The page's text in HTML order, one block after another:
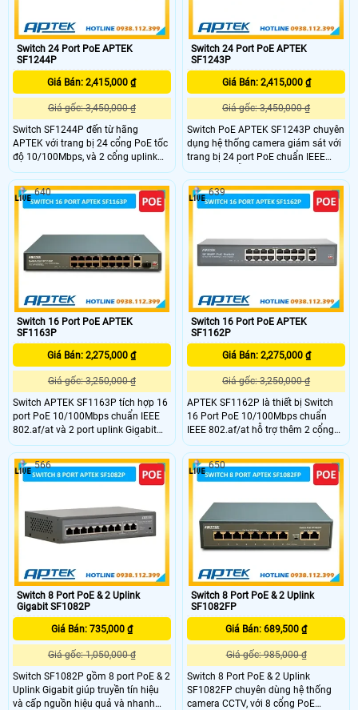
Switch 24 Port PoE APTEK
SF1244P
Giá Bán: 2,415,000 ₫
Giá gốc: 3,450,000 ₫
Switch SF1244P đến từ hãng
APTEK với trang bị 24 cổng PoE tốc
độ 10/100Mbps, và 2 cổng uplink
Gigabit, 2 khe SFP Gigabit giúp linh
hoạt hơn trong quá trình sử dụng.
SF1244P hoạt động với tổng công
suất lên đến 400W hỗ trợ truyền tín
mạng với khoảng cách lên đến
250m khi bật chế độ Extended
Switch 24 Port PoE APTEK
SF1243P
Giá Bán: 2,415,000 ₫
Giá gốc: 3,450,000 ₫
Switch PoE APTEK SF1243P chuyên
dụng hệ thống camera giám sát với
trang bị 24 port PoE chuẩn IEEE
802.af/at, hỗ trợ tốc độ
10/100Mbps, tổng công suất lên
đến 320W. SF1243P còn tích hợp
thêm 2 cổng uplink Gigabit LAN và
Extended truyền tín hiệu và cấp
nguồn lên đến 250m với tốc độ
10Mbps.
Switch 16 Port PoE APTEK
SF1163P
Giá Bán: 2,275,000 ₫
Giá gốc: 3,250,000 ₫
Switch APTEK SF1163P tích hợp 16
port PoE 10/100Mbps chuẩn IEEE
802.af/at và 2 port uplink Gigabit
LAN cùng slot SFP Gigabit, tổng
công suất POE lên tới 250W.
SF1163P còn được cải tiến thêm
chế độ extended giúp cô lập các
qua khoảng cách xa 250m với tốc
độ lên đến 10 Mbps.
640
Switch 16 Port PoE APTEK
SF1162P
Giá Bán: 2,275,000 ₫
Giá gốc: 3,250,000 ₫
APTEK SF1162P là thiết bị Switch
16 Port PoE 10/100Mbps chuẩn
IEEE 802.af/at hỗ trợ thêm 2 cổng
uplink Gigabit hoạt động với tổng
công suất lên đến 250W. Switch còn
hỗ trợ tính năng POE extended
truyền tín hiệu và nguồn với khoảng
639
Switch 8 Port PoE & 2 Uplink
Gigabit SF1082P
Giá Bán: 735,000 ₫
Giá gốc: 1,050,000 ₫
Switch SF1082P gồm 8 port PoE & 2
Uplink Gigabit giúp truyền tín hiệu
và cấp nguồn hiệu quả và nhanh
566
Switch 8 Port PoE & 2 Uplink
SF1082FP
Giá Bán: 689,500 ₫
Giá gốc: 985,000 ₫
Switch 8 Port PoE & 2 Uplink
SF1082FP chuyên dùng hệ thống
camera CCTV, với 8 cổng PoE
650